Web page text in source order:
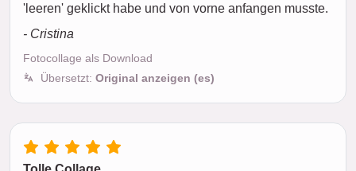
'leeren' geklickt habe und von vorne anfangen musste.
- Cristina
Fotocollage als Download
Übersetzt: Original anzeigen (es)